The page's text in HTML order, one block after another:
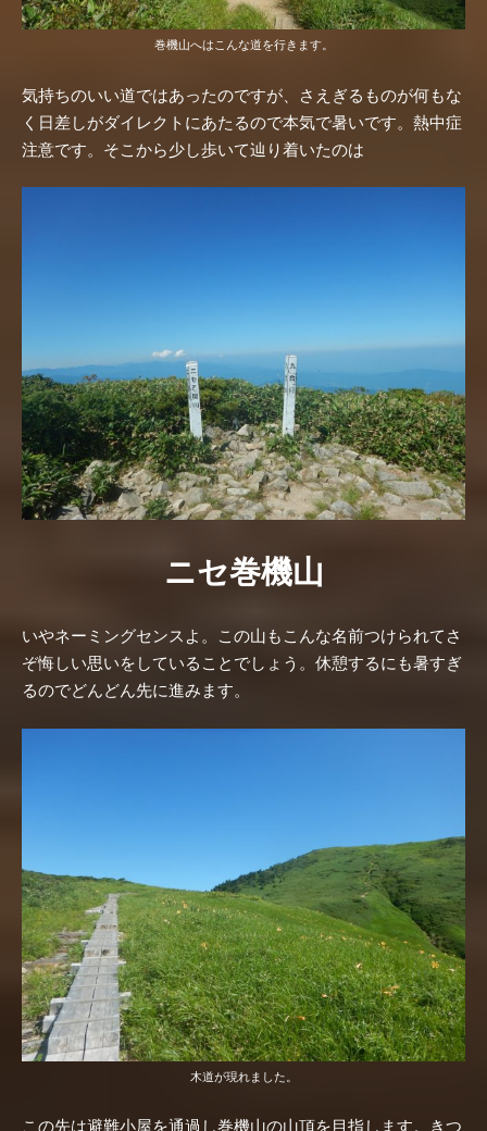
巻機山へはこんな道を行きます。
気持ちのいい道ではあったのですが、さえぎるものが何もな
く日差しがダイレクトにあたるので本気で暑いです。熱中症
注意です。そこから少し歩いて辿り着いたのは
ニセ巻機山
いやネーミングセンスよ。この山もこんな名前つけられてさ
ぞ悔しい思いをしていることでしょう。休憩するにも暑すぎ
るのでどんどん先に進みます。
木道が現れました。
この先は避難小屋を通過し巻機山の山頂を目指します。きつ